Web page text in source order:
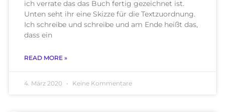
ich verrate das das Buch fertig gezeichnet ist.
Unten seht ihr eine Skizze für die Textzuordnung.
Ich schreibe und schreibe und am Ende heißt das,
dass ein
READ MORE »
4. März 2020 Keine Kommentare